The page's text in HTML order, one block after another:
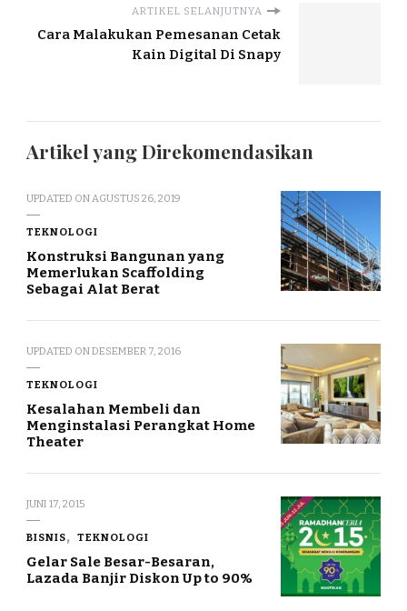
ARTIKEL SELANJUTNYA
Cara Malakukan Pemesanan Cetak
Kain Digital Di Snapy
Artikel yang Direkomendasikan
UPDATED ONAGUSTUS 26, 2019
TEKNOLOGI
Konstruksi Bangunan yang
Memerlukan Scaffolding
Sebagai Alat Berat
UPDATED ONDESEMBER 7, 2016
TEKNOLOGI
Kesalahan Membeli dan
Menginstalasi Perangkat Home
Theater
JUNI 17, 2015
BISNIS TEKNOLOGI
Gelar Sale Besar-Besaran,
Lazada Banjir Diskon Up to 90%